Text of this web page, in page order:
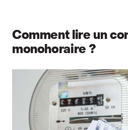
Comment lire un
monohoraire ?